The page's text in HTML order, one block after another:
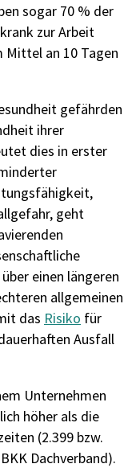
sogar 70 % der
zur Arbeit
Mittel an 10 Tagen
gefährden
ihrer
dies in erster
geht
einen längeren
allgemeinen
das Risiko für
Ausfall
Unternehmen
höher als die
(2.399 bzw.
Dachverband).